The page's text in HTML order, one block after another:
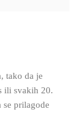
tako da je
ili svakih 20.
se prilagode